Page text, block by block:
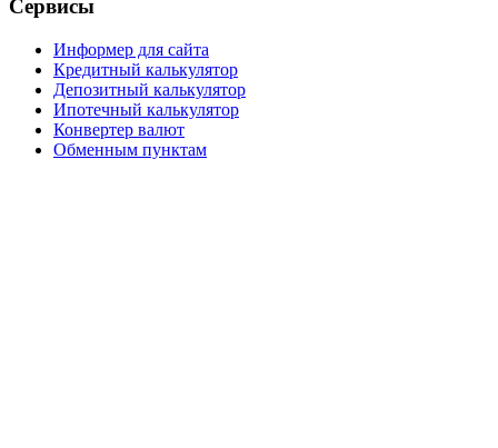
Сервисы
Информер для сайта
Кредитный калькулятор
Депозитный калькулятор
Ипотечный калькулятор
Конвертер валют
Обменным пунктам